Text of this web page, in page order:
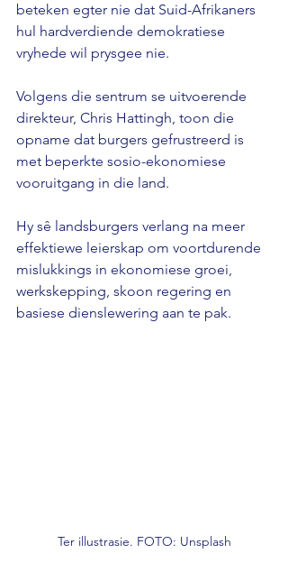
beteken egter nie dat Suid-Afrikaners
hul hardverdiende demokratiese
vryhede wil prysgee nie.
Volgens die sentrum se uitvoerende
direkteur, Chris Hattingh, toon die
opname dat burgers gefrustreerd is
met beperkte sosio-ekonomiese
vooruitgang in die land.
Hy sê landsburgers verlang na meer
effektiewe leierskap om voortdurende
mislukkings in ekonomiese groei,
werkskepping, skoon regering en
basiese dienslewering aan te pak.
Ter illustrasie. FOTO: Unsplash